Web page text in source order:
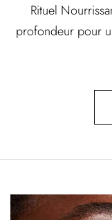
Rituel
profondeur pour